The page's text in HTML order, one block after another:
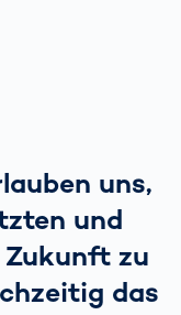
uns,
und
zu
das